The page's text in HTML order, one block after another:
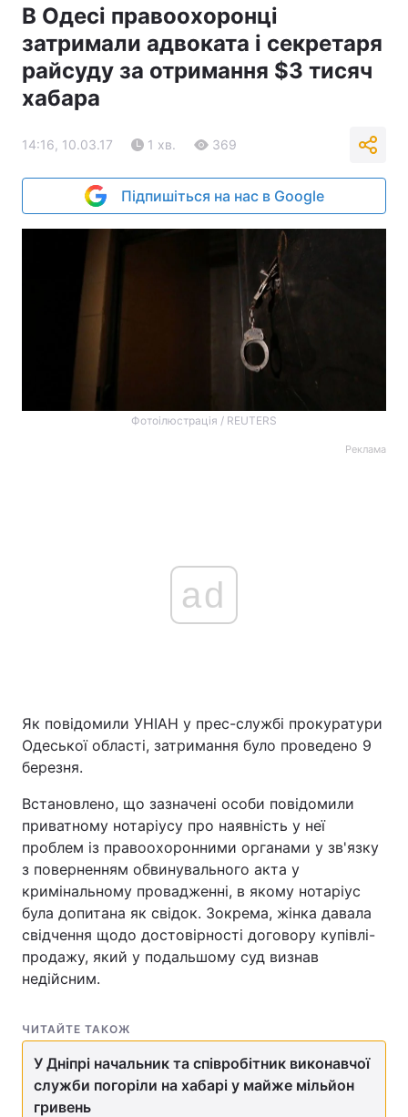
В Одесі правоохоронці
затримали адвоката і секретаря
райсуду за отримання $3 тисяч
хабара
14:16, 10.03.17 1 хв. 369
Підпишіться на нас в Google
Фотоілюстрація / REUTERS
Реклама
ad
Як повідомили УНІАН у прес-службі прокуратури
Одеської області, затримання було проведено 9
березня.
Встановлено, що зазначені особи повідомили
приватному нотаріусу про наявність у неї
проблем із правоохоронними органами у зв'язку
з поверненням обвинувального акта у
кримінальному провадженні, в якому нотаріус
була допитана як свідок. Зокрема, жінка давала
свідчення щодо достовірності договору купівлі-
продажу, який у подальшому суд визнав
недійсним.
ЧИТАЙТЕ ТАКОЖ
У Дніпрі начальник та співробітник виконавчої
служби погоріли на хабарі у майже мільйон
гривень